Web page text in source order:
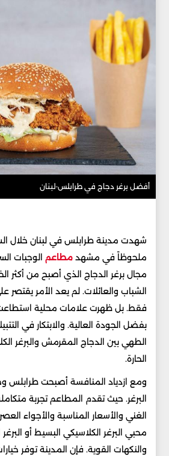
أفضل برغر دجاج في طرابلس-لبنان
شهدت مدينة طرابلس في لبنان خلال
ملحوظاً في مشهدمطاعم الوجبات
مجال برغر الدجاج الذي أصبح من أكثر
الشباب والعائلات. لم يعد الأمر يقتصر
فقط. بل ظهرت علامات محلية
بفضل الجودة العالية. والابتكار في
الطهي بين الدجاج المقرمش والبرغر
الحارة.
ومع ازدياد المنافسة أصبحت طرابلس
البرغر. حيث تقدم المطاعم تجربة
الغني والأسعار المناسبة والأجواء
محبي البرغر الكلاسيكي البسيط أو
والنكهات القوية. فإن المدينة توفر